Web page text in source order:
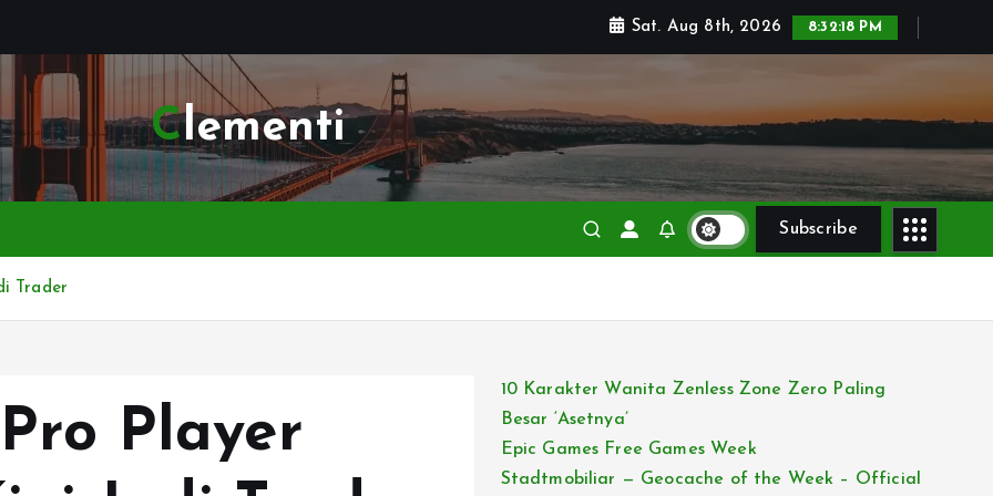
Sat. Aug 8th, 2026 8:32:20 PM
Clementi
Subscribe
Trader
Player
10 Karakter Wanita Zenless Zone Zero Paling
Besar ‘Asetnya’
Epic Games Free Games Week
Stadtmobiliar — Geocache of the Week – Official